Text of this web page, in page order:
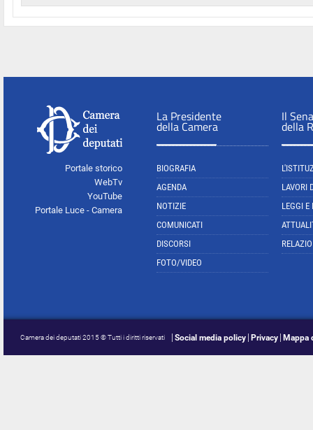
Portale storico
WebTv
YouTube
Portale Luce - Camera
La Presidente
della Camera
BIOGRAFIA
AGENDA
NOTIZIE
COMUNICATI
DISCORSI
FOTO/VIDEO
Il
della
LAVORI
LEGGI E
Camera dei deputati 2015 © Tutti i diritti riservati Social media policy Privacy Mappa